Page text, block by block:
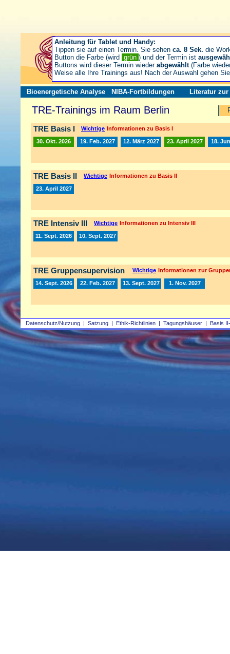
Datenschutz/Nutzung | Satzung | Ethik-Richtlinien | Tagungshäuser | Basis
Bioenergetische Analyse NIBA-Fortbildungen Literatur zur
TRE-Trainings im Raum Berlin
TRE Basis I Wichtige Informationen zu Basis I
30. Okt. 2026 19. Feb. 2027 12. März 2027 23. April 2027 18.
TRE Basis II Wichtige Informationen zu Basis II
23. April 2027
TRE Intensiv III Wichtige Informationen zu Intensiv III
11. Sept. 2026 10. Sept. 2027
TRE Gruppensupervision Wichtige Informationen zur
14. Sept. 2026 22. Feb. 2027 13. Sept. 2027 1. Nov. 2027
Anleitung für Tablet und Handy:
Tippen sie auf einen Termin. Sie sehen ca. 8 Sek. die
Button die Farbe (wird grün ) und der Termin ist
Buttons wird dieser Termin wieder abgewählt(Farbe
Weise alle Ihre Trainings aus! Nach der Auswahl gehen